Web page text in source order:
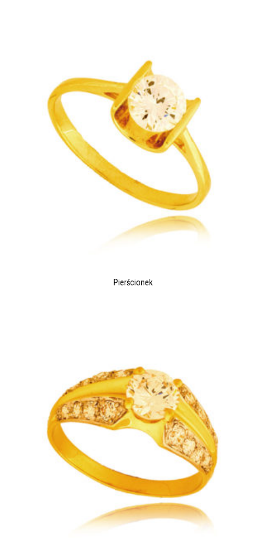
Pierścionek